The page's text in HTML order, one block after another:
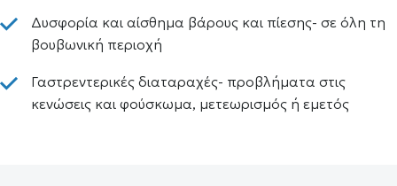
Δυσφορία και αίσθημα βάρους και πίεσης- σε όλη τη
βουβωνική περιοχή
Γαστρεντερικές διαταραχές- προβλήματα στις
κενώσεις και φούσκωμα, μετεωρισμός ή εμετός